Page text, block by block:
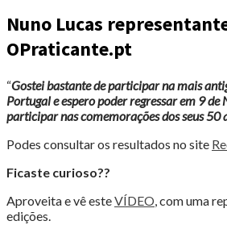
Nuno Lucas
OPraticante.pt
“Gostei bastante de participar na mais
Portugal e espero poder regressar em 9
participar nas comemorações dos seus 50
Podes consultar os resultados no site
Ficaste curioso??
Aproveita e vê esteVÍDEO, com uma
edições.